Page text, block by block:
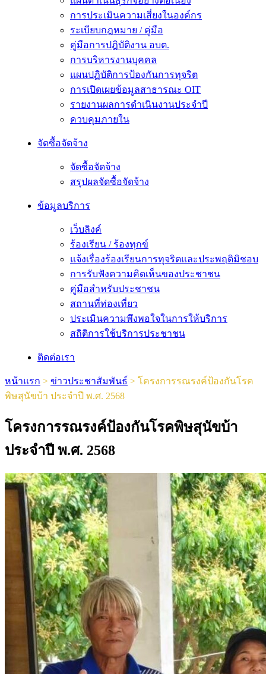
การประเมินความเสี่ยงในองค์กร
ระเบียบกฎหมาย / คู่มือ
คู่มือการปฎิบัติงาน อบต.
การบริหารงานบุคคล
แผนปฏิบัติการป้องกันการทุจริต
การเปิดเผยข้อมูลสาธารณะ OIT
รายงานผลการดำเนินงานประจำปี
ควบคุมภายใน
จัดซื้อจัดจ้าง
จัดซื้อจัดจ้าง
สรุปผลจัดซื้อจัดจ้าง
ข้อมูลบริการ
เว็บลิงค์
ร้องเรียน / ร้องทุกข์
แจ้งเรื่องร้องเรียนการทุจริตและประพฤติมิชอบ
การรับฟังความคิดเห็นของประชาชน
คู่มือสำหรับประชาชน
สถานที่ท่องเที่ยว
ประเมินความพึงพอใจในการให้บริการ
สถิติการใช้บริการประชาชน
ติดต่อเรา
หน้าแรก > ข่าวประชาสัมพันธ์ > โครงการรณรงค์ป้องกันโรค
พิษสุนัขบ้า ประจำปี พ.ศ. 2568
โครงการรณรงค์ป้องกันโรคพิษสุนัขบ้า
ประจำปี พ.ศ. 2568